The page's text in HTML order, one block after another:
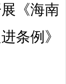
《海南
条例》